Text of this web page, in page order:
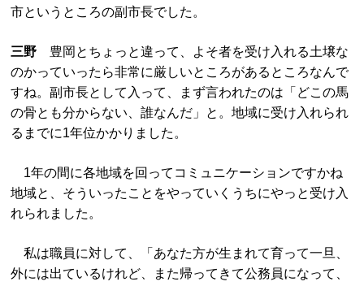
市というところの副市長でした。
三野 豊岡とちょっと違って、よそ者を受け入れる土壌な
のかっていったら非常に厳しいところがあるところなんで
すね。副市長として入って、まず言われたのは「どこの馬
の骨とも分からない、誰なんだ」と。地域に受け入れられ
るまでに1年位かかりました。
1年の間に各地域を回ってコミュニケーションですかね
地域と、そういったことをやっていくうちにやっと受け入
れられました。
私は職員に対して、「あなた方が生まれて育って一旦、
外には出ているけれど、また帰ってきて公務員になって、